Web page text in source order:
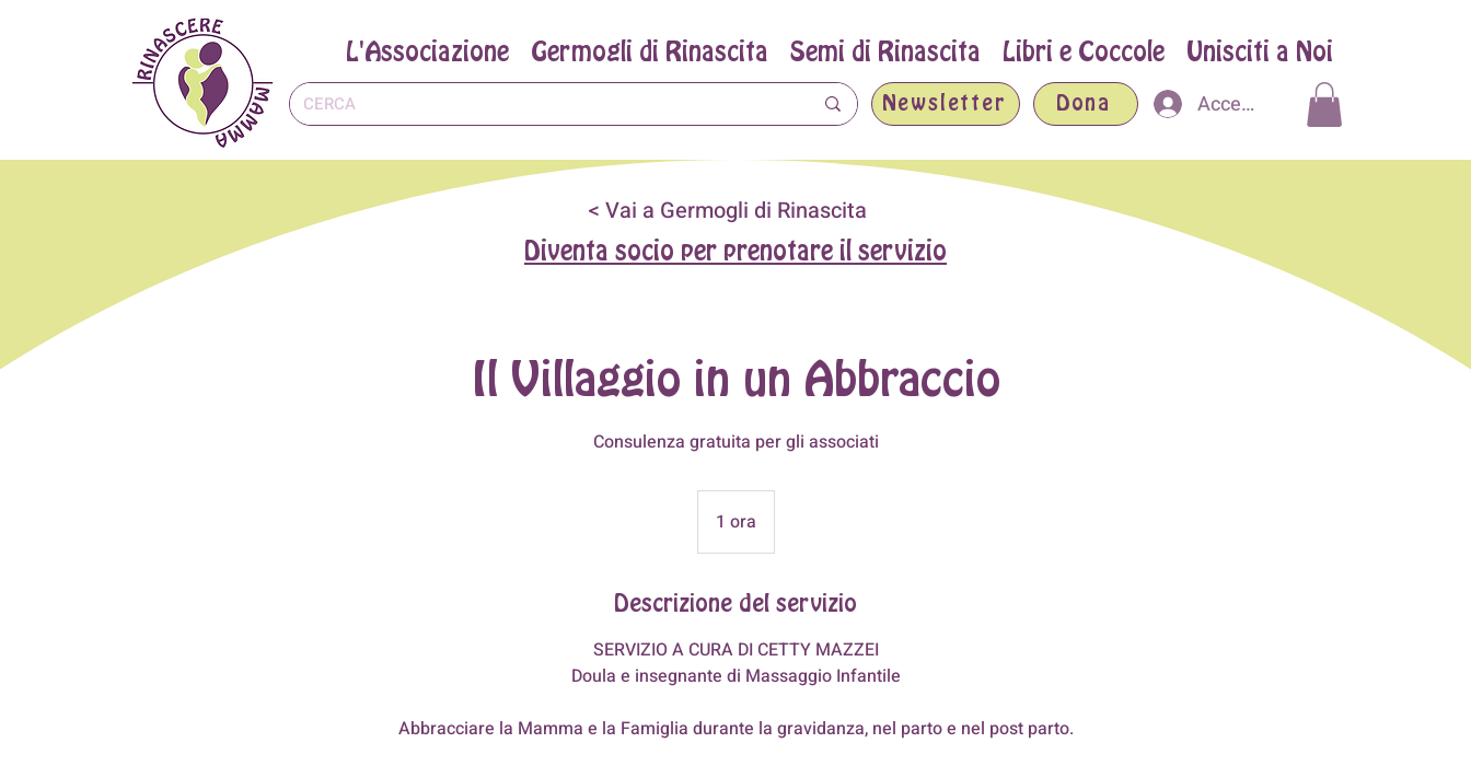
L'Associazione Germogli di Rinascita Semi di Rinascita Libri e Coccole Unisciti a Noi
Dona
Newsletter Accedi
< Vai a Germogli di Rinascita
Diventa socio per prenotare il servizio
Il Villaggio in un Abbraccio
Consulenza gratuita per gli associati
1 ora
o
Descrizione del servizio
SERVIZIO A CURA DI CETTY MAZZEI
Doula e insegnante di Massaggio Infantile
Abbracciare la Mamma e la Famiglia durante la gravidanza, nel parto e nel post parto.